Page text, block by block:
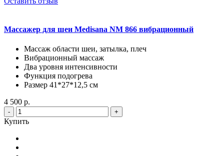
Массажер для шеи Medisana NM 866 вибрационный
Массаж области шеи, затылка, плеч
Вибрационный массаж
Два уровня интенсивности
Функция подогрева
Размер 41*27*12,5 см
4 500 р.
- +
Купить